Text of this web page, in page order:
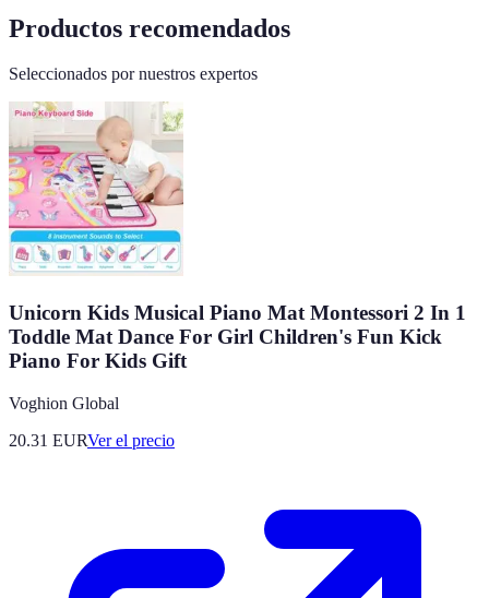
Productos recomendados
Seleccionados por nuestros expertos
Unicorn Kids Musical Piano Mat Montessori 2 In 1
Toddle Mat Dance For Girl Children's Fun Kick
Piano For Kids Gift
Voghion Global
20.31 EURVer el precio